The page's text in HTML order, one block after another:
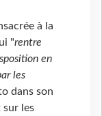
à la
"rentre
en
les
dans son
sur les